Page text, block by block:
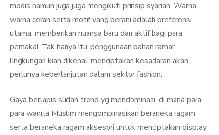
modis namun juga juga mengikuti prinsip syariah. Warna-
warna cerah serta motif yang berani adalah preferensi
utama, memberikan nuansa baru dan aktif bagi para
pemakai. Tak hanya itu, penggunaan bahan ramah
lingkungan kian dikenal, menciptakan kesadaran akan
perlunya keberlanjutan dalam sektor fashion.
Gaya berlapis sudah trend yg mendominasi, di mana para
para wanita Muslim mengombinasikan beraneka ragam
serta beraneka ragam aksesori untuk menciptakan display